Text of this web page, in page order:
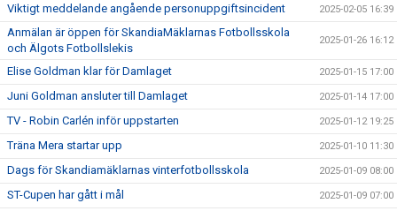
Viktigt meddelande angående personuppgiftsincident 2025-02-05 16:39
Anmälan är öppen för SkandiaMäklarnas Fotbollsskola
och Älgots Fotbollslekis
2025-01-26 16:12
Elise Goldman klar för Damlaget 2025-01-15 17:00
Juni Goldman ansluter till Damlaget 2025-01-14 17:00
TV - Robin Carlén inför uppstarten 2025-01-12 19:25
Träna Mera startar upp 2025-01-10 11:30
Dags för Skandiamäklarnas vinterfotbollsskola 2025-01-09 08:00
ST-Cupen har gått i mål 2025-01-09 07:00